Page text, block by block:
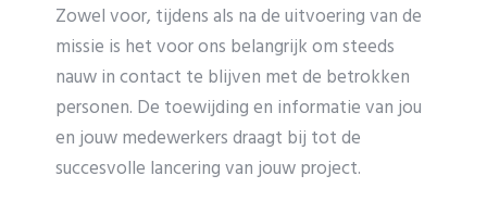
Zowel voor, tijdens als na de uitvoering van de
missie is het voor ons belangrijk om steeds
nauw in contact te blijven met de betrokken
personen. De toewijding en informatie van jou
en jouw medewerkers draagt bij tot de
succesvolle lancering van jouw project.